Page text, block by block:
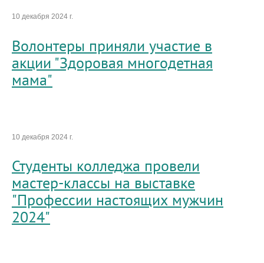
10 декабря 2024 г.
Волонтеры приняли участие в
акции "Здоровая многодетная
мама"
10 декабря 2024 г.
Студенты колледжа провели
мастер-классы на выставке
"Профессии настоящих мужчин
2024"